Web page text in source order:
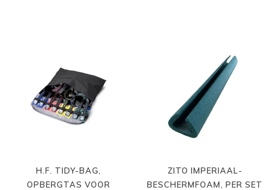
H.F. TIDY-BAG,
OPBERGTAS VOOR
ZITO IMPERIAAL-
BESCHERMFOAM, PER SET